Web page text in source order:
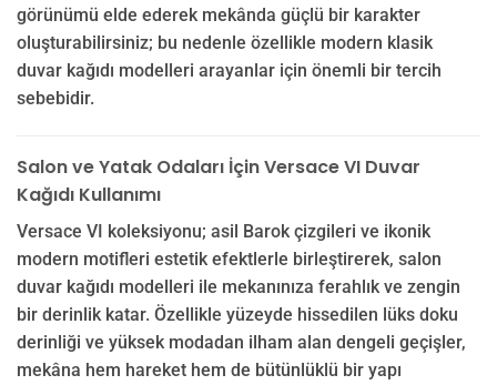
görünümü elde ederek mekânda güçlü bir karakter
oluşturabilirsiniz; bu nedenle özellikle modern klasik
duvar kağıdı modelleri arayanlar için önemli bir tercih
sebebidir.
Salon ve Yatak Odaları İçin Versace VI Duvar
Kağıdı Kullanımı
Versace VI koleksiyonu; asil Barok çizgileri ve ikonik
modern motifleri estetik efektlerle birleştirerek, salon
duvar kağıdı modelleri ile mekanınıza ferahlık ve zengin
bir derinlik katar. Özellikle yüzeyde hissedilen lüks doku
derinliği ve yüksek modadan ilham alan dengeli geçişler,
mekâna hem hareket hem de bütünlüklü bir yapı